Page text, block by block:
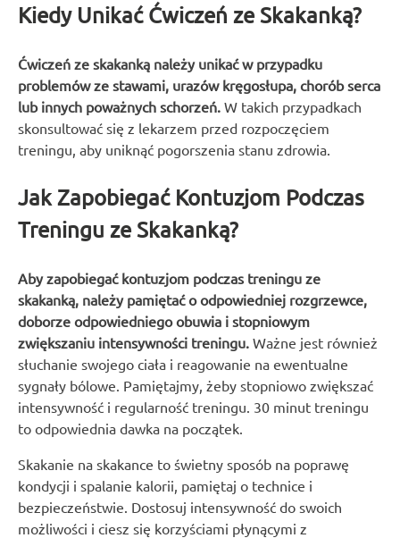
Kiedy Unikać Ćwiczeń ze Skakanką?
Ćwiczeń ze skakanką należy unikać w przypadku
problemów ze stawami, urazów kręgosłupa, chorób serca
lub innych poważnych schorzeń. W takich przypadkach
skonsultować się z lekarzem przed rozpoczęciem
treningu, aby uniknąć pogorszenia stanu zdrowia.
Jak Zapobiegać Kontuzjom Podczas
Treningu ze Skakanką?
Aby zapobiegać kontuzjom podczas treningu ze
skakanką, należy pamiętać o odpowiedniej rozgrzewce,
doborze odpowiedniego obuwia i stopniowym
zwiększaniu intensywności treningu. Ważne jest również
słuchanie swojego ciała i reagowanie na ewentualne
sygnały bólowe. Pamiętajmy, żeby stopniowo zwiększać
intensywność i regularność treningu. 30 minut treningu
to odpowiednia dawka na początek.
Skakanie na skakance to świetny sposób na poprawę
kondycji i spalanie kalorii, pamiętaj o technice i
bezpieczeństwie. Dostosuj intensywność do swoich
możliwości i ciesz się korzyściami płynącymi z